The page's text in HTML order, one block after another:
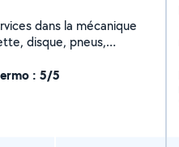
dans la mécanique
disque, pneus,
: 5/5